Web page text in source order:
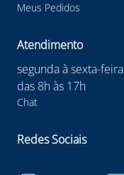
Meus Pedidos
Atendimento
segunda à sexta-feira
das 8h às 17h
Chat
Redes Sociais